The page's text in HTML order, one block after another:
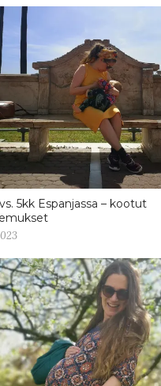
5kk Espanjassa – kootut